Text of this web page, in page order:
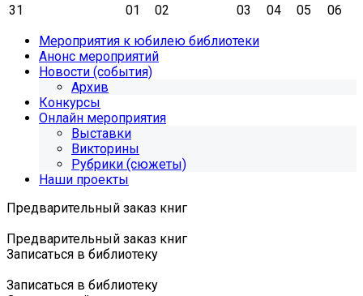
31
01 02 03 04 05
06
Мероприятия к юбилею библиотеки
Анонс мероприятий
Новости (события)
Архив
Конкурсы
Онлайн мероприятия
Выставки
Викторины
Рубрики (сюжеты)
Наши проекты
Предварительный заказ книг
Предварительный заказ книг
Записаться в библиотеку
Записаться в библиотеку